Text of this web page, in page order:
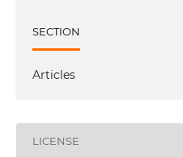
SECTION
Articles
LICENSE